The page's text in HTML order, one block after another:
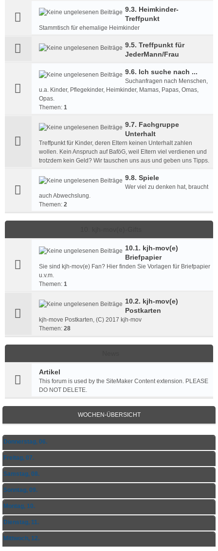
9.3. Heimkinder-
Treffpunkt
Stammtisch für ehemalige Heimkinder
9.5. Treffpunkt für
JederMann/Frau
9.6. Ich suche nach ...
Suchanfragen nach Menschen,
u.a. Kinder, Pflegekinder, Heimkinder, Mamas, Papas, Omas,
Opas.
Themen: 1
9.7. Fachgruppe
Unterhalt
Treffpunkt für Kinder, deren Eltern keinen Unterhalt zahlen
wollen. Kein Anspruch auf BaföG, weil Eltern viel verdienen und
trotzdem kein Geld? Wir tauschen uns aus und geben uns Tipps.
9.8. Spiele
Wer viel zu denken hat, braucht
auch Abwechslung.
Themen: 2
10.1. kjh-mov(e)
Briefpapier
Sie sind kjh-mov(e) Fan? Hier finden Sie Vorlagen für Briefpapier
u.v.m.
Themen: 1
10.2. kjh-mov(e)
Postkarten
kjh-move Postkarten, (C) 2017 kjh-mov
Themen: 28
Artikel
This forum is used by the SiteMaker Content extension. PLEASE
DO NOT DELETE.
WOCHEN-ÜBERSICHT
Donnerstag, 06.
Freitag, 07.
Samstag, 08.
Sonntag, 09.
Montag, 10.
Dienstag, 11.
Mittwoch, 12.